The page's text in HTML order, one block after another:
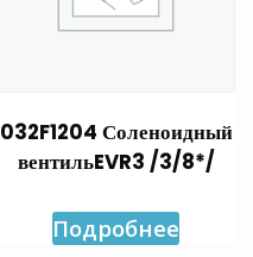
032F1204 Соленоидный
вентильEVR3 /3/8*/
Подробнее